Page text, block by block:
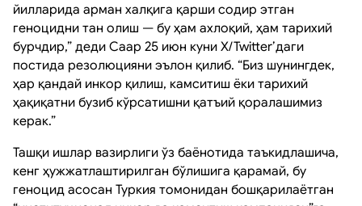
йилларида арман халқига қарши содир этган
геноцидни тан олиш — бу ҳам ахлоқий, ҳам тарихий
бурчдир,” деди Саар 25 июн куни X/Twitter’даги
постида резолюцияни эълон қилиб. “Биз шунингдек,
ҳар қандай инкор қилиш, камситиш ёки тарихий
ҳақиқатни бузиб кўрсатишни қатъий қоралашимиз
керак.”
Ташқи ишлар вазирлиги ўз баёнотида таъкидлашича,
кенг ҳужжатлаштирилган бўлишига қарамай, бу
геноцид асосан Туркия томонидан бошқарилаётган